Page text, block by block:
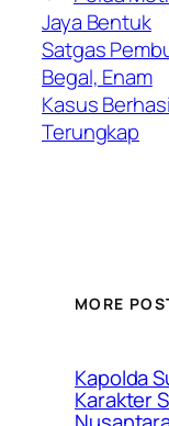
Jaya Bentuk
Satgas
Begal, Enam
Kasus
Terungkap
MORE
Kapolda
Karakter